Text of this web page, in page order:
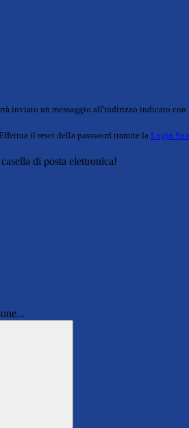
inviato un messaggio all'indirizzo indicato con
il reset della password tramite la Login
di posta elettronica!